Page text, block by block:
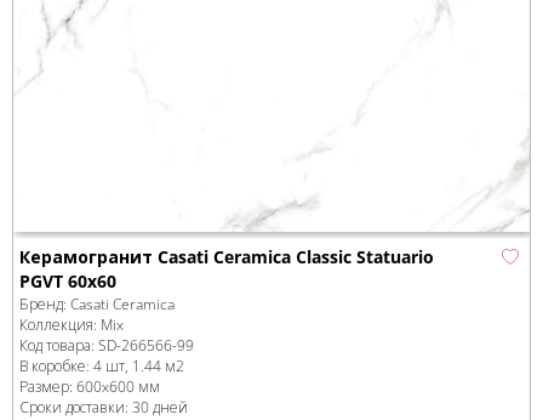
Керамогранит Casati Ceramica Сlassic Statuario
PGVT 60x60
Бренд: Casati Ceramica
Коллекция: Mix
Код товара: SD-266566-99
В коробке: 4 шт, 1.44 м2
Размер: 600x600 мм
Сроки доставки: 30 дней